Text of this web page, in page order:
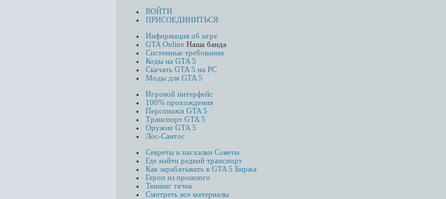
ВОЙТИ
ПРИСОЕДИНИТЬСЯ
Информация об игре
GTA Online Наша банда
Системные требования
Коды на GTA 5
Скачать GTA 5 на PC
Моды для GTA 5
Игровой интерфейс
100% прохождения
Персонажи GTA 5
Транспорт GTA 5
Оружие GTA 5
Лос-Сантос
Секреты и пасхалки Советы
Где найти редкий транспорт
Как зарабатывать в GTA 5 Биржа
Герои из прошлого
Тюнинг тачек
Смотреть все материалы